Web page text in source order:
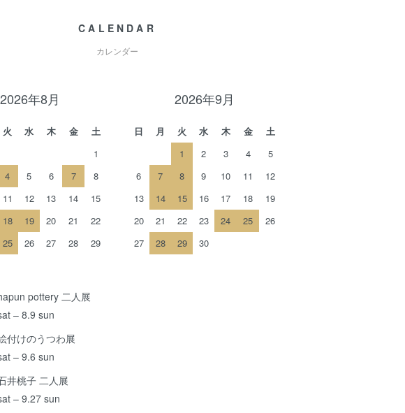
CALENDAR
カレンダー
2026年8月
火 水 木 金
土
1
4 5 6 7
8
11 12 13 14
15
18 19 20 21
22
25 26 27 28
29
2026年9月
日 月 火 水 木 金
土
1
2 3 4
5
6
7 8 9 10 11
12
13
14 15 16 17 18
19
20
21 22 23 24 25
26
27
28 29 30
pottery 二人展
– 8.9 sun
付けのうつわ展
– 9.6 sun
井桃子 二人展
– 9.27 sun